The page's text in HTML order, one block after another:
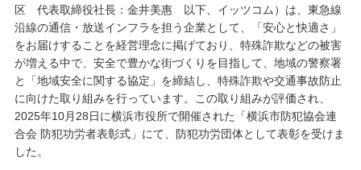
区 代表取締役社長：金井美惠 以下、イッツコム）は、東急線
沿線の通信・放送インフラを担う企業として、「安心と快適さ」
をお届けすることを経営理念に掲げており、特殊詐欺などの被害
が増える中で、安全で豊かな街づくりを目指して、地域の警察署
と「地域安全に関する協定」を締結し、特殊詐欺や交通事故防止
に向けた取り組みを行っています。この取り組みが評価され、
2025年10月28日に横浜市役所で開催された「横浜市防犯協会連
合会 防犯功労者表彰式」にて、防犯功労団体として表彰を受けま
した。